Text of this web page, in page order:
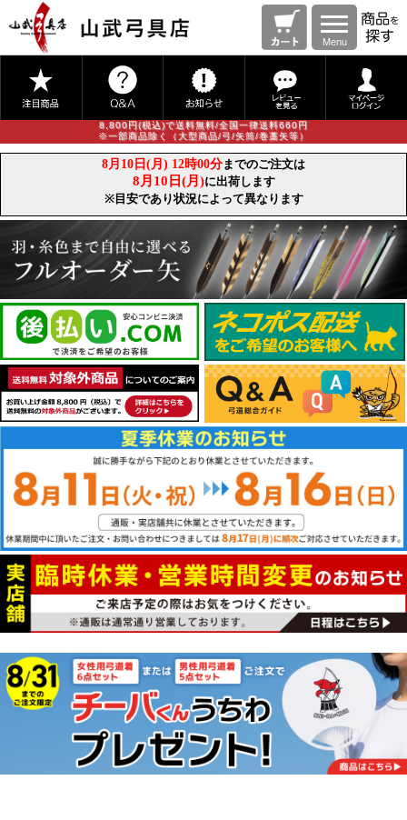
Menu
8,800円(税込)で送料無料/全国一律送料660円
※一部商品除く（大型商品/弓/矢筒/巻藁矢等）